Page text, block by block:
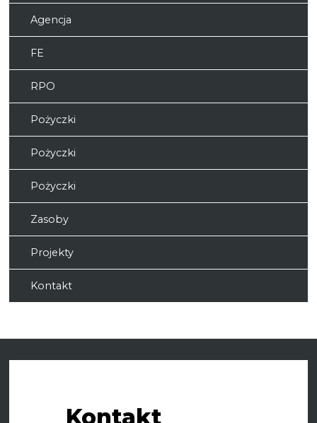
Agencja
FE
RPO
Pożyczki
Pożyczki
Pożyczki
Zasoby
Projekty
Kontakt
Kontakt